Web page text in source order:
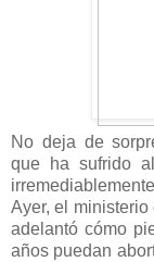
No deja de
que ha sufrido
Ayer, el
adelantó cómo
años puedan